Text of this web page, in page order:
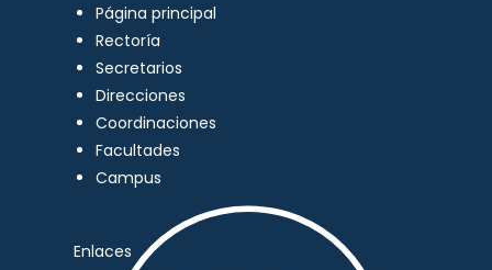
Página principal
Rectoría
Secretarios
Direcciones
Coordinaciones
Facultades
Campus
Enlaces